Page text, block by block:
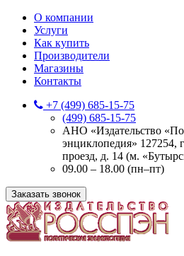
О компании
Услуги
Как купить
Производители
Магазины
Контакты
+7 (499) 685-15-75
(499) 685-15-75
АНО «Издательство
энциклопедия» 127254,
проезд, д. 14 (м.
09.00 – 18.00 (пн–пт)
Заказать звонок